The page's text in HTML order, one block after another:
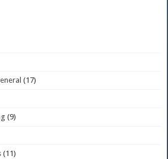
(17)
(9)
(11)